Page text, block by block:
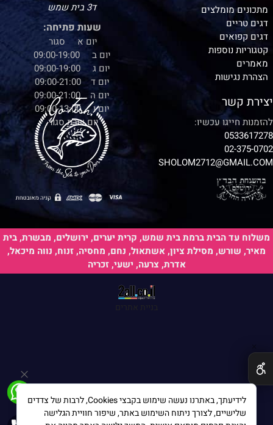
מתכונים מומלצים
דגים טריים
דגים קפואים
קטגוריות נוספות
מאמרים
הצהרת נגישות
ד3 בית שמש
שעות פתיחה:
יום א סגור
יום ב 09:00-19:00
יום ג 09:00-19:00
יום ד 09:00-21:00
יום ה 09:00-21:00
יום ו 09:00-13:00
יום שבת סגור
יצירת קשר
להזמנות חייגו עכשיו:
0533617278
02-375-0702
SHOLOM2712@GMAIL.COM
משלוח עד הבית ברמת בית שמש, קרית יערים, ירושלים, מבשרת, בית
מאיר, שורש, מסילת ציון, אשתאול, נחם, מחסיה, זנוח, נווה מיכאל,
אדרת, צרעה, ישעי, זכריה
לידיעתך, באתרנו נעשה שימוש בקבצי Cookies, לרבות של צדדים
שלישיים, לצורך ניתוח השימוש באתר, שיפור חוויית הגלישה